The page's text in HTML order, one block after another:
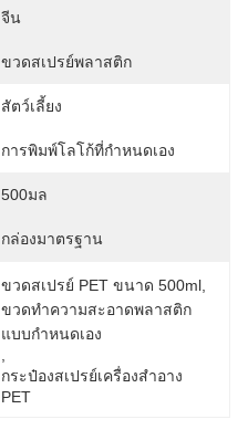
จีน
ขวดสเปรย์พลาสติก
สัตว์เลี้ยง
การพิมพ์โลโก้ที่กำหนดเอง
500มล
กล่องมาตรฐาน
ขวดสเปรย์ PET ขนาด 500ml
ขวดทำความสะอาดพลาสติก
แบบกำหนดเอง
กระป๋องสเปรย์เครื่องสําอาง
PET